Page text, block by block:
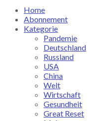
Home
Abonnement
Kategorie
Pandemie
Deutschland
Russland
USA
China
Welt
Wirtschaft
Gesundheit
Great Reset